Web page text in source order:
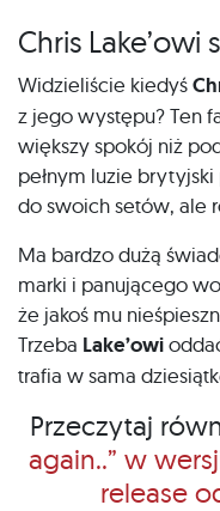
Chris Lake’owi
Widzieliście kiedyś
z jego występu? Ten
większy spokój niż
pełnym luzie
do swoich setów, ale
Ma bardzo dużą
marki i panującego
że jakoś mu
Trzeba Lake’owi
trafia w sama
Przeczytaj
again..” w
release